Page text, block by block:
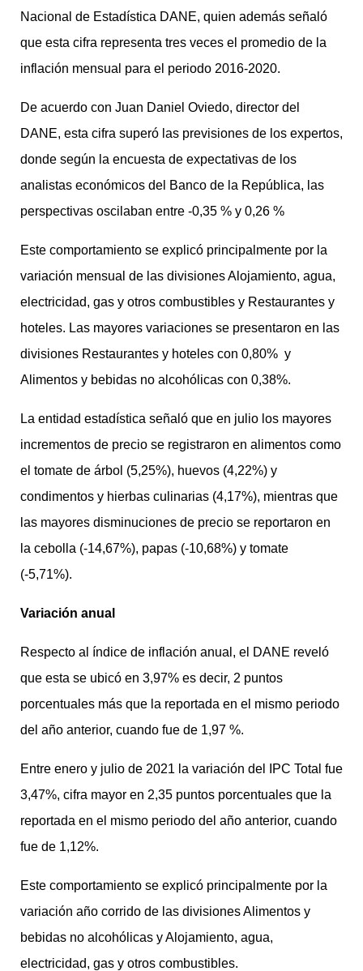
Nacional de Estadística DANE, quien además señaló
que esta cifra representa tres veces el promedio de la
inflación mensual para el periodo 2016-2020.
De acuerdo con Juan Daniel Oviedo, director del
DANE, esta cifra superó las previsiones de los expertos,
donde según la encuesta de expectativas de los
analistas económicos del Banco de la República, las
perspectivas oscilaban entre -0,35 % y 0,26 %
Este comportamiento se explicó principalmente por la
variación mensual de las divisiones Alojamiento, agua,
electricidad, gas y otros combustibles y Restaurantes y
hoteles. Las mayores variaciones se presentaron en las
divisiones Restaurantes y hoteles con 0,80% y
Alimentos y bebidas no alcohólicas con 0,38%.
La entidad estadística señaló que en julio los mayores
incrementos de precio se registraron en alimentos como
el tomate de árbol (5,25%), huevos (4,22%) y
condimentos y hierbas culinarias (4,17%), mientras que
las mayores disminuciones de precio se reportaron en
la cebolla (-14,67%), papas (-10,68%) y tomate
(-5,71%).
Variación anual
Respecto al índice de inflación anual, el DANE reveló
que esta se ubicó en 3,97% es decir, 2 puntos
porcentuales más que la reportada en el mismo periodo
del año anterior, cuando fue de 1,97 %.
Entre enero y julio de 2021 la variación del IPC Total fue
3,47%, cifra mayor en 2,35 puntos porcentuales que la
reportada en el mismo periodo del año anterior, cuando
fue de 1,12%.
Este comportamiento se explicó principalmente por la
variación año corrido de las divisiones Alimentos y
bebidas no alcohólicas y Alojamiento, agua,
electricidad, gas y otros combustibles.